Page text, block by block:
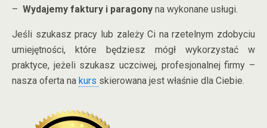
– Wydajemy faktury i paragony na wykonane usługi.
Jeśli szukasz pracy lub zależy Ci na rzetelnym zdobyciu
umiejętności, które będziesz mógł wykorzystać w
praktyce, jeżeli szukasz uczciwej, profesjonalnej firmy –
nasza oferta na kurs skierowana jest właśnie dla Ciebie.